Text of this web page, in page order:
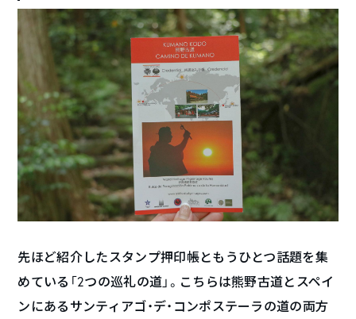
先ほど紹介したスタンプ押印帳ともうひとつ話題を集
めている「2つの巡礼の道」。こちらは熊野古道とスペイ
ンにあるサンティアゴ・デ・コンポステーラの道の両方